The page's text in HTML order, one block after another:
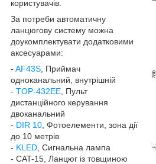
користувачів.
За потреби автоматичну
ланцюгову систему можна
доукомплектувати додатковими
аксесуарами:
- AF43S , Приймач
одноканальний, внутрішній
- TOP-432EE , Пульт
дистанційного керування
двоканальний
- DIR 10 , Фотоелементи, зона дії
до 10 метрів
- KLED , Сигнальна лампа
- CAT-15, Ланцюг із товщиною